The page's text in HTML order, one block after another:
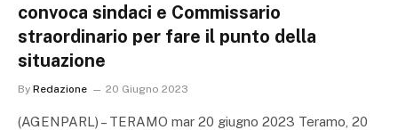
convoca sindaci e Commissario
straordinario per fare il punto della
situazione
By Redazione 20 Giugno 2023
(AGENPARL) – TERAMO mar 20 giugno 2023 Teramo, 20